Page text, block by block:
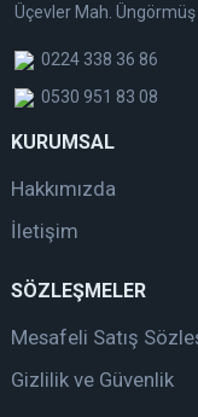
Üçevler Mah.
0224 338 36 86
0530 951 83 08
KURUMSAL
Hakkımızda
İletişim
SÖZLEŞMELER
Mesafeli Satış
Gizlilik ve Güvenlik